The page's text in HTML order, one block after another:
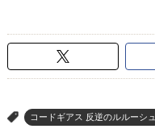
> コードギアス 反逆のルルーシュ